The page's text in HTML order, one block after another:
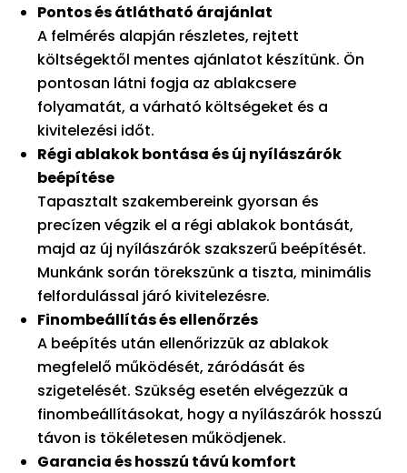
Pontos és átlátható árajánlat
A felmérés alapján részletes, rejtett
költségektől mentes ajánlatot készítünk. Ön
pontosan látni fogja az ablakcsere
folyamatát, a várható költségeket és a
kivitelezési időt.
Régi ablakok bontása és új nyílászárók
beépítése
Tapasztalt szakembereink gyorsan és
precízen végzik el a régi ablakok bontását,
majd az új nyílászárók szakszerű beépítését.
Munkánk során törekszünk a tiszta, minimális
felfordulással járó kivitelezésre.
Finombeállítás és ellenőrzés
A beépítés után ellenőrizzük az ablakok
megfelelő működését, záródását és
szigetelését. Szükség esetén elvégezzük a
finombeállításokat, hogy a nyílászárók hosszú
távon is tökéletesen működjenek.
Garancia és hosszú távú komfort